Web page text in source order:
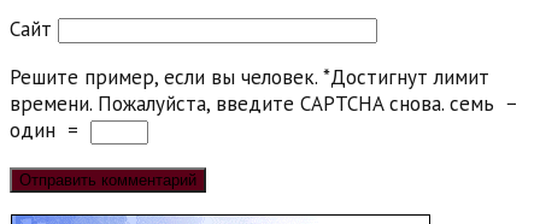
Сайт
Решите пример, если вы человек. *Достигнут лимит
времени. Пожалуйста, введите CAPTCHA снова. семь −
один =